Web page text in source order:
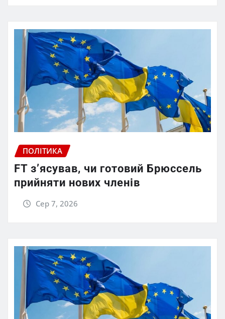
ПОЛІТИКА
FT зʼясував, чи готовий Брюссель
прийняти нових членів
Сер 7, 2026